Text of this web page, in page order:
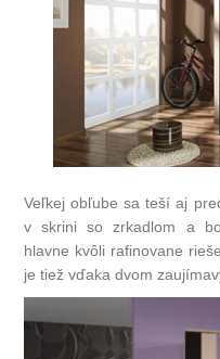
Veľkej obľube sa teší aj
v skrini so zrkadlom a
hlavne kvôli rafinovane
je tiež vďaka dvom